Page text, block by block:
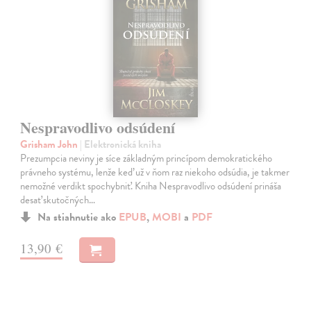
Nespravodlivo odsúdení
Grisham John | Elektronická kniha
Prezumpcia neviny je síce základným princípom demokratického
právneho systému, lenže keď už v ňom raz niekoho odsúdia, je takmer
nemožné verdikt spochybniť. Kniha Nespravodlivo odsúdení prináša
desať skutočných…
Na stiahnutie ako EPUB, MOBI a PDF
13,90 €